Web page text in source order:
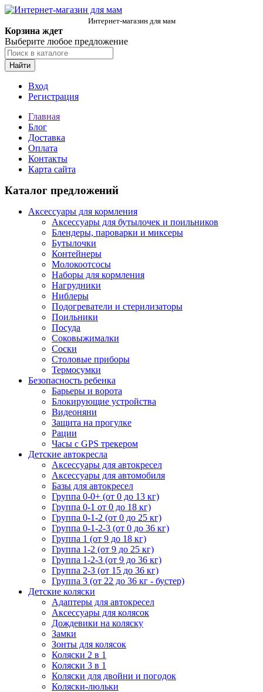
Интернет-магазин для мам
Корзина ждет
Выберите любое предложение
Найти
Вход
Регистрация
Главная
Блог
Доставка
Оплата
Контакты
Карта сайта
Каталог предложений
Аксессуары для кормления
Аксессуары для бутылочек и поильников
Блендеры, пароварки и миксеры
Бутылочки
Контейнеры
Молокоотсосы
Наборы для кормления
Нагрудники
Ниблеры
Подогреватели и стерилизаторы
Поильники
Посуда
Соковыжималки
Соски
Столовые приборы
Термосумки
Безопасность ребенка
Барьеры и ворота
Блокирующие устройства
Видеоняни
Защита на прогулке
Рации
Часы с GPS трекером
Детские автокресла
Аксессуары для автокресел
Аксессуары для автомобиля
Базы для автокресел
Группа 0-0+ (от 0 до 13 кг)
Группа 0-1 от 0 до 18 кг)
Группа 0-1-2 (от 0 до 25 кг)
Группа 0-1-2-3 (от 0 до 36 кг)
Группа 1 (от 9 до 18 кг)
Группа 1-2 (от 9 до 25 кг)
Группа 1-2-3 (от 9 до 36 кг)
Группа 2-3 (от 15 до 36 кг)
Группа 3 (от 22 до 36 кг - бустер)
Детские коляски
Адаптеры для автокресел
Аксессуары для колясок
Дождевики на коляску
Замки
Зонты для колясок
Коляски 2 в 1
Коляски 3 в 1
Коляски для двойни и погодок
Коляски-люльки